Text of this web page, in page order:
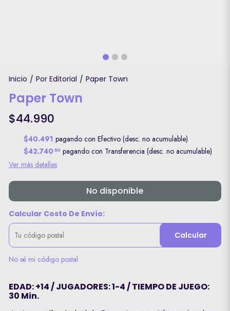
Inicio / Por Editorial / Paper Town
Paper Town
$44.990
$40.491 pagando con Efectivo (desc. no acumulable)
$42.740 50 pagando con Transferencia (desc. no acumulable)
Ver más detalles
No disponible
Calcular Costo De Envío:
Calcular
No sé mi código postal
EDAD: +14 / JUGADORES: 1-4 / TIEMPO DE JUEGO:
30 Min.